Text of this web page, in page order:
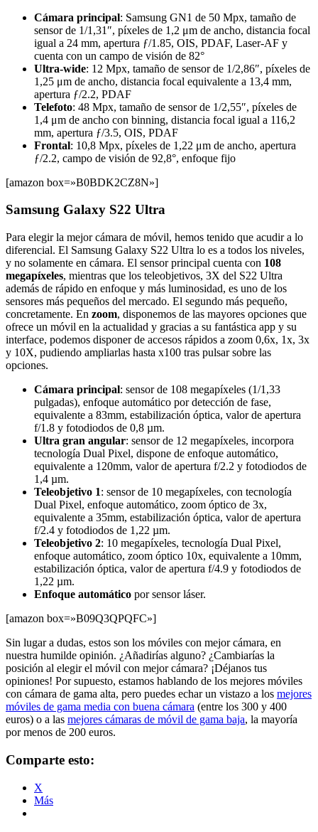
Cámara principal: Samsung GN1 de 50 Mpx, tamaño de
sensor de 1/1,31″, píxeles de 1,2 μm de ancho, distancia focal
igual a 24 mm, apertura ƒ/1.85, OIS, PDAF, Laser-AF y
cuenta con un campo de visión de 82°
Ultra-wide: 12 Mpx, tamaño de sensor de 1/2,86″, píxeles de
1,25 μm de ancho, distancia focal equivalente a 13,4 mm,
apertura ƒ/2.2, PDAF
Telefoto: 48 Mpx, tamaño de sensor de 1/2,55″, píxeles de
1,4 μm de ancho con binning, distancia focal igual a 116,2
mm, apertura ƒ/3.5, OIS, PDAF
Frontal: 10,8 Mpx, píxeles de 1,22 μm de ancho, apertura
ƒ/2.2, campo de visión de 92,8°, enfoque fijo
[amazon box=»B0BDK2CZ8N»]
Samsung Galaxy S22 Ultra
Para elegir la mejor cámara de móvil, hemos tenido que acudir a lo
diferencial. El Samsung Galaxy S22 Ultra lo es a todos los niveles,
y no solamente en cámara. El sensor principal cuenta con 108
megapíxeles, mientras que los teleobjetivos, 3X del S22 Ultra
además de rápido en enfoque y más luminosidad, es uno de los
sensores más pequeños del mercado. El segundo más pequeño,
concretamente. En zoom, disponemos de las mayores opciones que
ofrece un móvil en la actualidad y gracias a su fantástica app y su
interface, podemos disponer de accesos rápidos a zoom 0,6x, 1x, 3x
y 10X, pudiendo ampliarlas hasta x100 tras pulsar sobre las
opciones.
Cámara principal: sensor de 108 megapíxeles (1/1,33
pulgadas), enfoque automático por detección de fase,
equivalente a 83mm, estabilización óptica, valor de apertura
f/1.8 y fotodiodos de 0,8 µm.
Ultra gran angular: sensor de 12 megapíxeles, incorpora
tecnología Dual Pixel, dispone de enfoque automático,
equivalente a 120mm, valor de apertura f/2.2 y fotodiodos de
1,4 µm.
Teleobjetivo 1: sensor de 10 megapíxeles, con tecnología
Dual Pixel, enfoque automático, zoom óptico de 3x,
equivalente a 35mm, estabilización óptica, valor de apertura
f/2.4 y fotodiodos de 1,22 µm.
Teleobjetivo 2: 10 megapíxeles, tecnología Dual Pixel,
enfoque automático, zoom óptico 10x, equivalente a 10mm,
estabilización óptica, valor de apertura f/4.9 y fotodiodos de
1,22 µm.
Enfoque automático por sensor láser.
[amazon box=»B09Q3QPQFC»]
Sin lugar a dudas, estos son los móviles con mejor cámara, en
nuestra humilde opinión. ¿Añadirías alguno? ¿Cambiarías la
posición al elegir el móvil con mejor cámara? ¡Déjanos tus
opiniones! Por supuesto, estamos hablando de los mejores móviles
con cámara de gama alta, pero puedes echar un vistazo a los mejores
móviles de gama media con buena cámara (entre los 300 y 400
euros) o a las mejores cámaras de móvil de gama baja, la mayoría
por menos de 200 euros.
Comparte esto:
X
Más